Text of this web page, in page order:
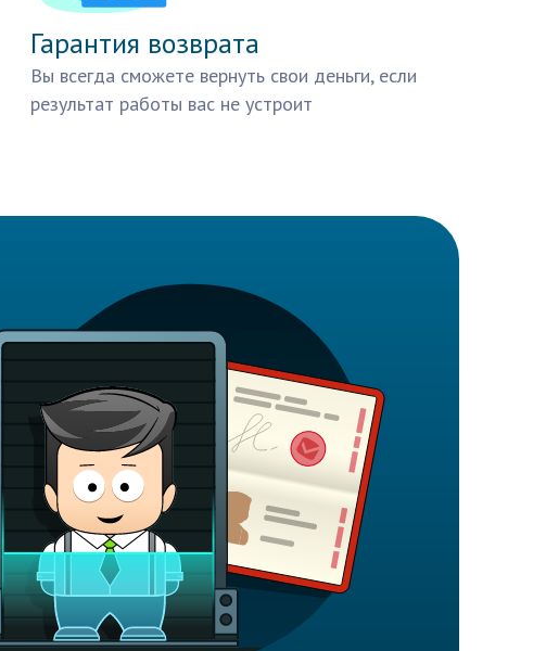
Гарантия возврата
Вы всегда сможете вернуть свои деньги, если
результат работы вас не устроит